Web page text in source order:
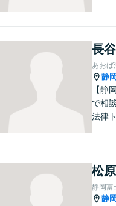
整理
幅広
どう
い。
長
あおば
静
【静
で相
法律
境を
お気
松
静岡富
静